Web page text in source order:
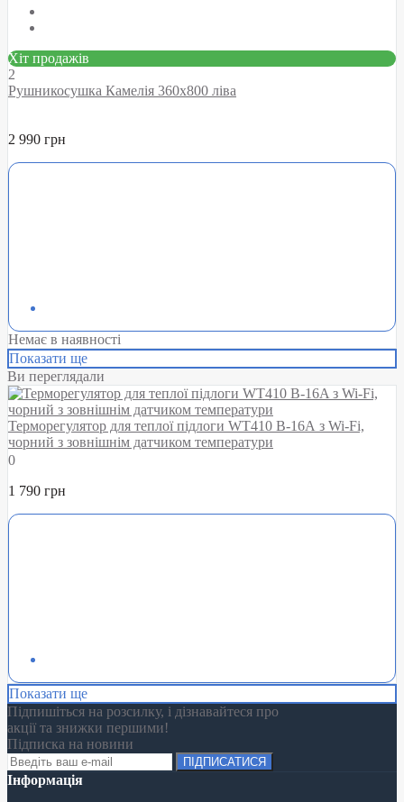
Хіт продажів
2
Рушникосушка Камелія 360х800 ліва
2 990 грн
Немає в наявності
Показати ще
Ви переглядали
Терморегулятор для теплої підлоги WT410 B-16A з Wi-Fi,
чорний з зовнішнім датчиком температури
0
1 790 грн
Показати ще
Підпишіться на розсилку, і дізнавайтеся про
акції та знижки першими!
Підписка на новини
ПІДПИСАТИСЯ
Інформація